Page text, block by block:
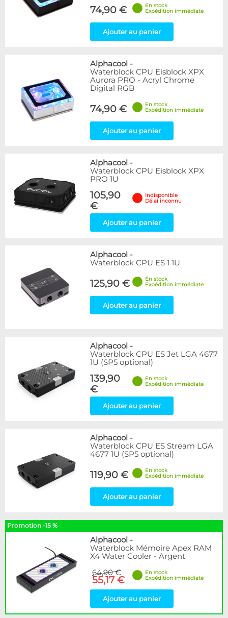
74,90 €
En stock
Expédition immédiate
Ajouter au panier
Alphacool -
Waterblock CPU Eisblock XPX
Aurora PRO - Acryl Chrome
Digital RGB
74,90 €
En stock
Expédition immédiate
Ajouter au panier
Alphacool -
Waterblock CPU Eisblock XPX
PRO 1U
105,90
€
Indisponible
Délai inconnu
Ajouter au panier
Alphacool -
Waterblock CPU ES 1 1U
125,90 €
En stock
Expédition immédiate
Ajouter au panier
Alphacool -
Waterblock CPU ES Jet LGA 4677
1U (SP5 optional)
139,90
€
En stock
Expédition immédiate
Ajouter au panier
Alphacool -
Waterblock CPU ES Stream LGA
4677 1U (SP5 optional)
119,90 €
En stock
Expédition immédiate
Ajouter au panier
Promotion -15 %
Alphacool -
Waterblock Mémoire Apex RAM
X4 Water Cooler - Argent
64,90 €
55,17 €
En stock
Expédition immédiate
Ajouter au panier